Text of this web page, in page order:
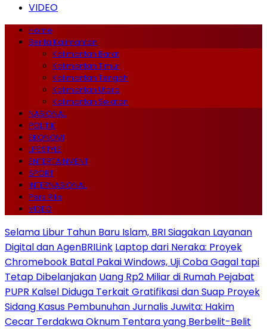
VIDEO
Home
Berita Kalimantan
Kalimantan Barat
Kalimantan Timur
Kalimantan Tengah
Kalimantan Utara
Kalimantan Selatan
NASIONAL
POLITIK
EKONOMI
LIFESTYLE
ENTERTAINMENT
SPORT
INTERNASIONAL
Pers Rilis
VIDEO
Selama Libur Tahun Baru Islam, BRI Siagakan Layanan
Digital dan AgenBRILink Laptop dari Neraka: Proyek
Chromebook Batal Pakai Windows, Uji Coba Gagal tapi
Tetap Dibelanjakan Uang Rp2 Miliar di Rumah Pejabat
PUPR Kalsel Diduga Terkait Gratifikasi dan Suap Proyek
Sidang Kasus Pembunuhan Jurnalis Juwita: Hakim
Cecar Terdakwa Oknum Tentara yang Berbelit-Belit